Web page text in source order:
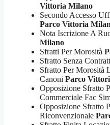
Vittoria Milano
Secondo Accesso
Parco Vittoria
Nota Iscrizione A
Milano
Sfratti Per Morosità
Sfratto Senza
Sfratto Per Morosità
Canoni Parco
Opposizione Sfratto
Commerciale Fac
Opposizione Sfratto
Riconvenzionale